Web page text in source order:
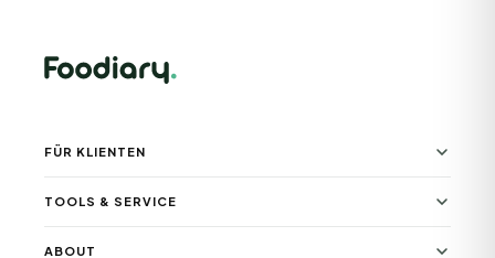
FÜR KLIENTEN
TOOLS & SERVICE
ABOUT